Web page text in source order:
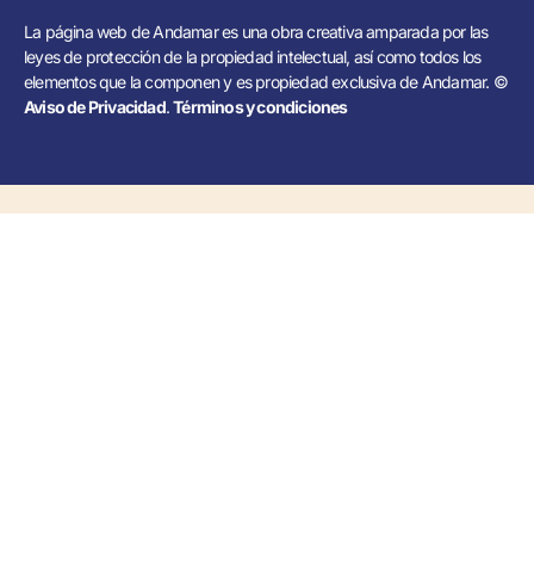
La página web de Andamar es una obra creativa amparada por las
leyes de protección de la propiedad intelectual, así como todos los
elementos que la componen y es propiedad exclusiva de Andamar. ©
Aviso de Privacidad.Términos y condiciones